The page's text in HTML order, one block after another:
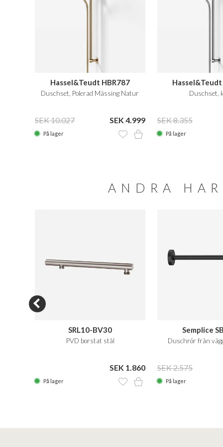
Hassel&Teudt HBR787
Duschset, Polerad Mässing Natur
SEK 10.027 SEK 4.999
På lager
Hassel&Teudt
Duschset,
SEK 8.355
På lager
ANDRA
SRL10-BV30
PVD borstat stål
SEK 1.860
På lager
Semplice
Duschrör från
SEK 2.575
På lager